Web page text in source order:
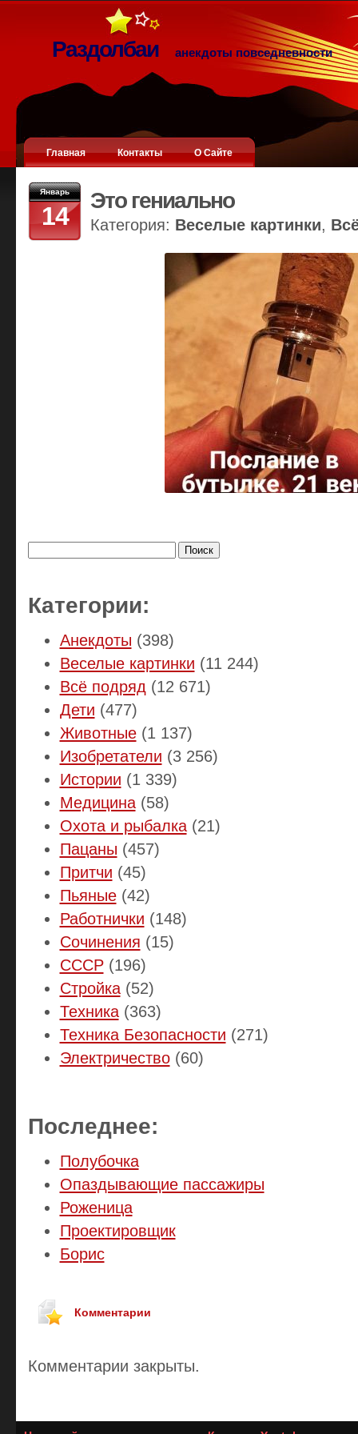
Раздолбаи анекдоты повседневности
Главная Контакты О Сайте
Январь
14
Это гениально
Категория: Веселые картинки,
Категории:
Анекдоты (398)
Веселые картинки (11 244)
Всё подряд (12 671)
Дети (477)
Животные(1 137)
Изобретатели (3 256)
Истории (1 339)
Медицина(58)
Охота и рыбалка(21)
Пацаны (457)
Притчи (45)
Пьяные(42)
Работнички (148)
Сочинения (15)
СССР(196)
Стройка(52)
Техника(363)
Техника Безопасности (271)
Электричество(60)
Последнее:
Полубочка
Опаздывающие пассажиры
Роженица
Проектировщик
Борис
Комментарии
Комментарии закрыты.